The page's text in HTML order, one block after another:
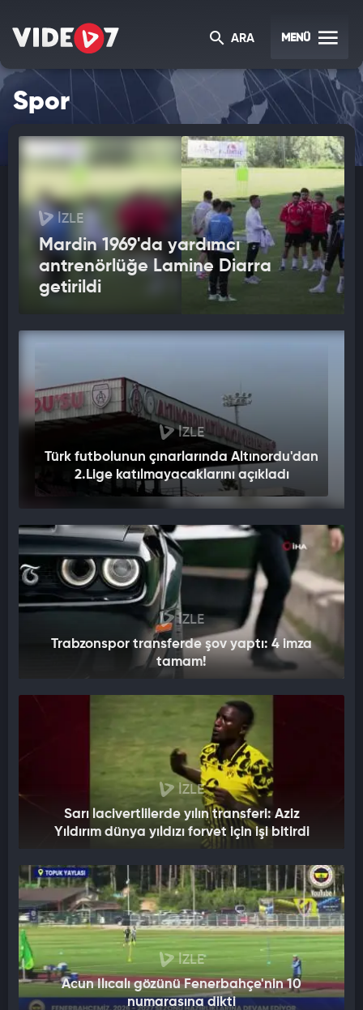
ARA MENÜ
Spor
İZLE
Mardin 1969'da yardımcı
antrenörlüğe Lamine Diarra
getirildi
İZLE
Türk futbolunun çınarlarında Altınordu'dan
2.Lige katılmayacaklarını açıkladı
İZLE
Trabzonspor transferde şov yaptı: 4 imza
tamam!
İZLE
Sarı lacivertlilerde yılın transferi: Aziz
Yıldırım dünya yıldızı forvet için işi bitirdi
İZLE
Acun Ilıcalı gözünü Fenerbahçe'nin 10
numarasına dikti